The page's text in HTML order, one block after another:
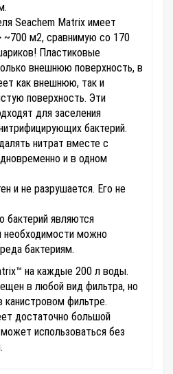
Seachem Matrix имеет
~700 м2, сравнимую со 170
Пластиковые
внешнюю поверхность, в
как внешнюю, так и
поверхность. Эти
для заселения
бактерий.
нитрат вместе с
и в одном
и не разрушается. Его не
бактерий являются
необходимости можно
бактериям.
на каждые 200 л воды.
в любой вид фильтра, но
фильтре.
достаточно большой
использоваться без